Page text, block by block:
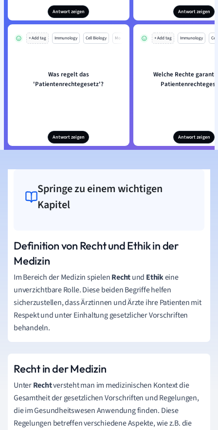
Antwort zeigen Antwort zeigen
+ Add tag Immunology Cell Biology Mo
Was regelt das
'Patientenrechtegesetz'?
Antwort zeigen
+ Add tag Immunology
Welche Rechte
Antwort zeigen
Springe zu einem wichtigen
Kapitel
Definition von Recht und Ethik in der
Medizin
Im Bereich der Medizin spielenRechtund Ethikeine
unverzichtbare Rolle. Diese beiden Begriffe helfen
sicherzustellen, dass Ärztinnen und Ärzte ihre Patienten mit
Respekt und unter Einhaltung gesetzlicher Vorschriften
behandeln.
Recht in der Medizin
UnterRechtversteht man im medizinischen Kontext die
Gesamtheit der gesetzlichen Vorschriften und Regelungen,
die im Gesundheitswesen Anwendung finden. Diese
Regelungen betreffen verschiedene Aspekte, wie z.B. die